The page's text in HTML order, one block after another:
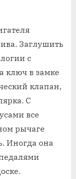
Заглушить
с
ключ в замке
клапан,
С
все
рычаге
Иногда она